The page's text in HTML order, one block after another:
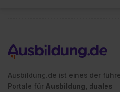
Ausbildung.de ist eines der
Portale für Ausbildung, duales